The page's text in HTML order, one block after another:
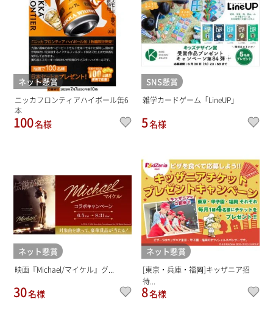
ネット懸賞
ニッカフロンティアハイボール缶6
本
100名様
SNS懸賞
雑学カードゲーム「LineUP」
5名様
ネット懸賞
映画『Michael/マイケル』グ...
30名様
ネット懸賞
[東京・兵庫・福岡]キッザニア招
待...
8名様